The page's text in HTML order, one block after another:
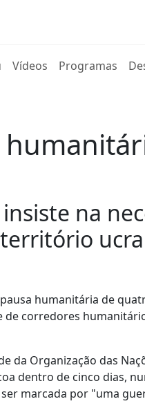
Vídeos Programas
na
humanitária de
de corredores
da Organização das
dentro de cinco dias,
marcada por "uma